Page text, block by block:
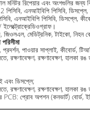
মনিটর রিপেয়ার এবং অংশগুলির
এনআইবিপি পিসিবি,
এনআইবিপি পিসিবি, ডিসপ্লে,
/ ইলেক্ট্রোক্রেডিওগ্রাফ।
জিওলএল, মেডিট্রনিক, টাইকো, নিহন
পাওয়ার সাপ্লাই, কীবোর্ড,
রক্ষণাবেক্ষণ, হালকা রঙ
এবং ডিসপ্লে;
রক্ষণাবেক্ষণ, হালকা রঙ
প্রোব অপশন (কনভার্ট) বোর্ড,